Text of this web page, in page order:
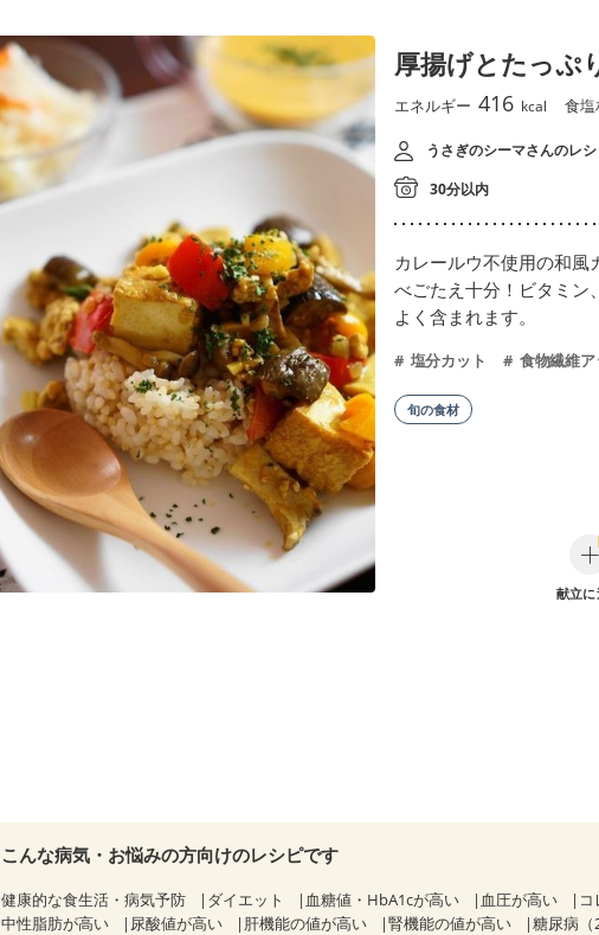
厚揚げとたっぷ
エネルギー 416 kcal 食
うさぎのシーマさんのレ
30分以内
カレールウ不使用の和風
べごたえ十分！ビタミン
よく含まれます。
塩分カット 食物繊維ア
旬の食材
献立
こんな病気・お悩みの方向けのレシピです
健康的な食生活・病気予防 ダイエット 血糖値・HbA1cが高い 血圧が高い
中性脂肪が高い
尿酸値が高い 肝機能の値が高い 腎機能の値が高い 糖尿病（